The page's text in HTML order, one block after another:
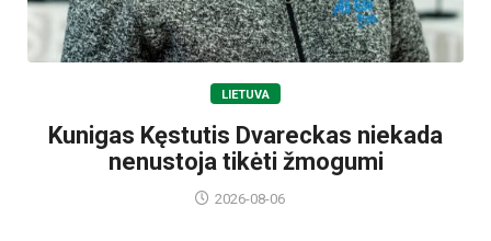
LIETUVA
Kunigas Kęstutis Dvareckas niekada
nenustoja tikėti žmogumi
2026-08-06